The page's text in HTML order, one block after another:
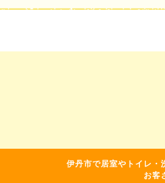
伊丹市で居室やトイレ・
お客